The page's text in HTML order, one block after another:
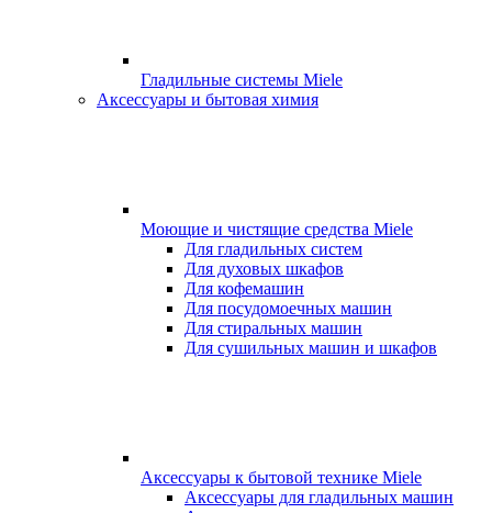
Гладильные системы Miele
Аксессуары и бытовая химия
Моющие и чистящие средства Miele
Для гладильных систем
Для духовых шкафов
Для кофемашин
Для посудомоечных машин
Для стиральных машин
Для сушильных машин и шкафов
Аксессуары к бытовой технике Miele
Аксессуары для гладильных машин